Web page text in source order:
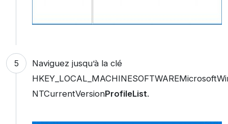
Naviguez jusqu’à la clé
NTCurrentVersionProfileList.